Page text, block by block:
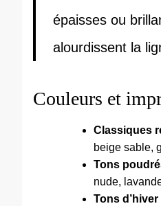
épaisses ou
alourdissent la
Couleurs et
Classiques
beige sable,
Tons
nude,
Tons